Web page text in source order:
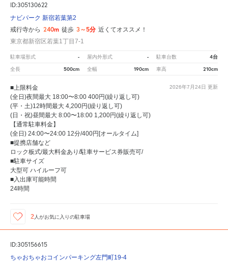
ID:305130622
ナビパーク 新宿若葉第2
戒行寺から 240m 徒歩 3～5分 近くてオススメ！
東京都新宿区若葉1丁目7-1
駐車場形式 - 屋内外形式 - 駐車台数 4台
全長 500cm 全幅 190cm 車高 210cm
2026年7月24日 更新
■上限料金
(全日)夜間最大 18:00〜8:00 400円(繰り返し可)
(平・土)12時間最大 4,200円(繰り返し可)
(日・祝)昼間最大 8:00〜18:00 1,200円(繰り返し可)
【通常駐車料金】
(全日) 24:00〜24:00 12分/400円[オールタイム]
■提携店舗など
ロック板式/最大料金あり/駐車サービス券販売可/
■駐車サイズ
大型可 ハイルーフ可
■入出庫可能時間
24時間
2 人がお気に入りの駐車場
ID:305156615
ちゃおちゃおコインパーキング左門町19-4